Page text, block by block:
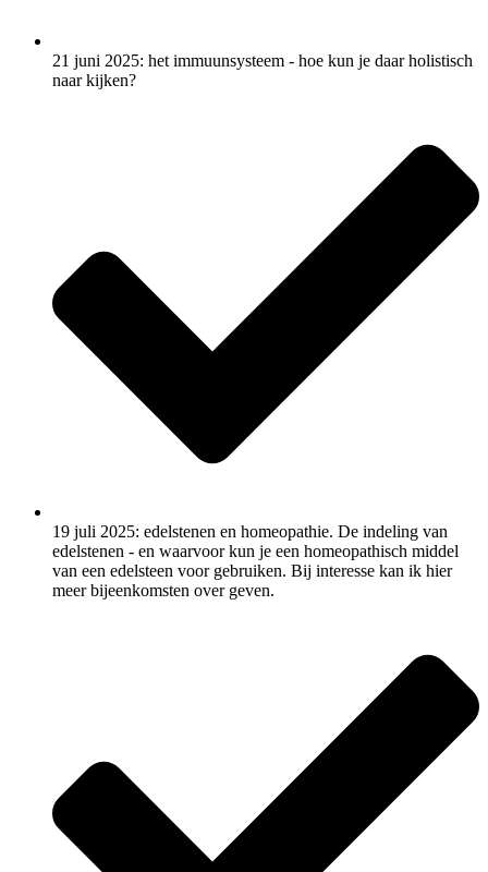
21 juni 2025: het immuunsysteem - hoe kun je daar holistisch
naar kijken?
19 juli 2025: edelstenen en homeopathie. De indeling van
edelstenen - en waarvoor kun je een homeopathisch middel
van een edelsteen voor gebruiken. Bij interesse kan ik hier
meer bijeenkomsten over geven.